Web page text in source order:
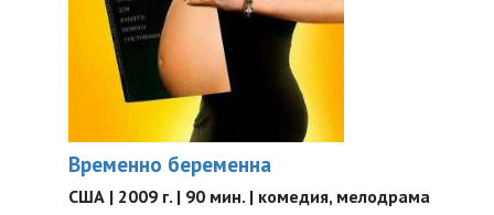
Временно беременна
США | 2009 г. | 90 мин. | комедия, мелодрама